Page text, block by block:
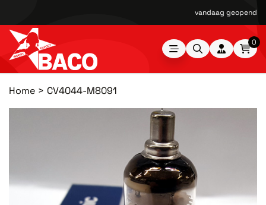
vandaag geopend
0
Home CV4044-M8091